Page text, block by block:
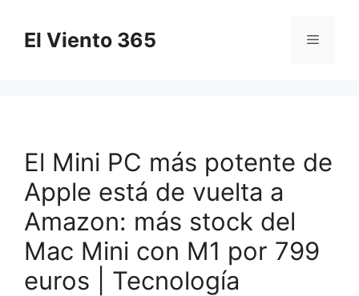
contenido
El Viento 365 Menú
El Mini PC más potente de
Apple está de vuelta a
Amazon: más stock del
Mac Mini con M1 por 799
euros | Tecnología